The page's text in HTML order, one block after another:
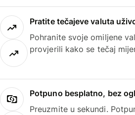
Pratite tečajeve valuta
Pohranite svoje omiljene
provjerili kako se tečaj
Potpuno besplatno, bez
Preuzmite u sekundi.